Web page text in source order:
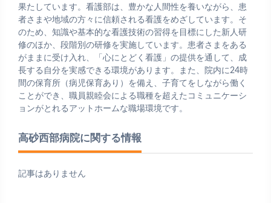
果たしています。看護部は、豊かな人間性を養いながら、患
者さまや地域の方々に信頼される看護をめざしています。そ
のため、知識や基本的な看護技術の習得を目標にした新人研
修のほか、段階別の研修を実施しています。患者さまをある
がままに受け入れ、「心にとどく看護」の提供を通して、成
長する自分を実感できる環境があります。また、院内に24時
間の保育所（病児保育あり）を備え、子育てをしながら働く
ことができ、職員親睦会による職種を超えたコミュニケーシ
ョンがとれるアットホームな職場環境です。
高砂西部病院に関する情報
記事はありません